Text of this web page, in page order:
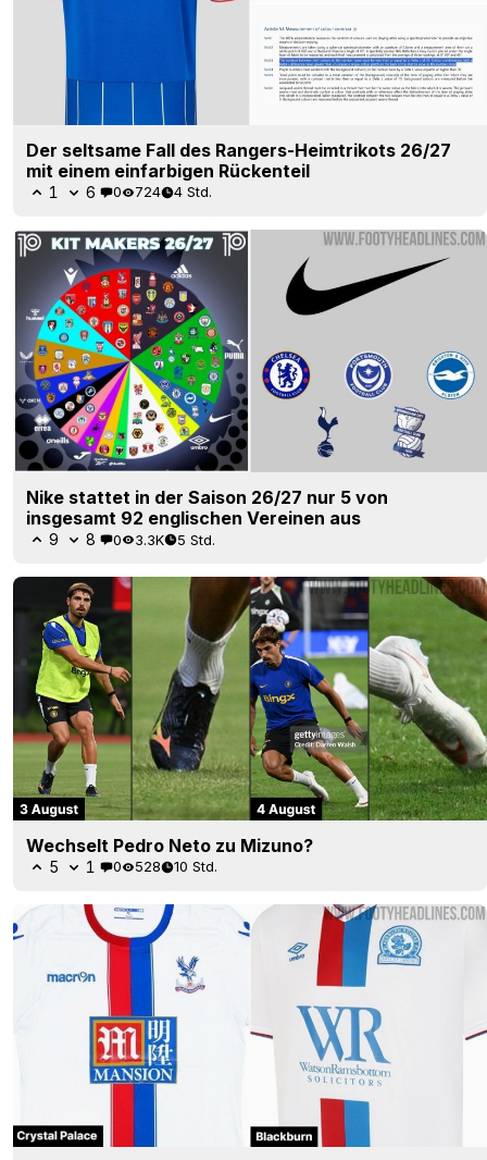
Der seltsame Fall des Rangers-Heimtrikots 26/27
mit einem einfarbigen Rückenteil
1 6 0 724 4 Std.
Nike stattet in der Saison 26/27 nur 5 von
insgesamt 92 englischen Vereinen aus
9 8 0 3.3K 5 Std.
Wechselt Pedro Neto zu Mizuno?
5 1 0 528 10 Std.